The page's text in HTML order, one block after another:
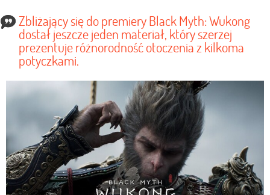
Zbliżający się do premiery Black Myth: Wukong
dostał jeszcze jeden materiał, który szerzej
prezentuje różnorodność otoczenia z kilkoma
potyczkami.